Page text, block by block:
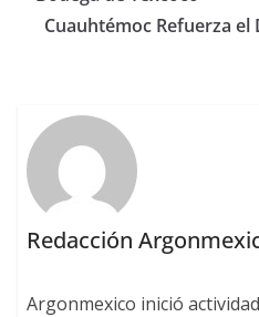
Cuauhtémoc Refuerza
Redacción
Argonmexico inició